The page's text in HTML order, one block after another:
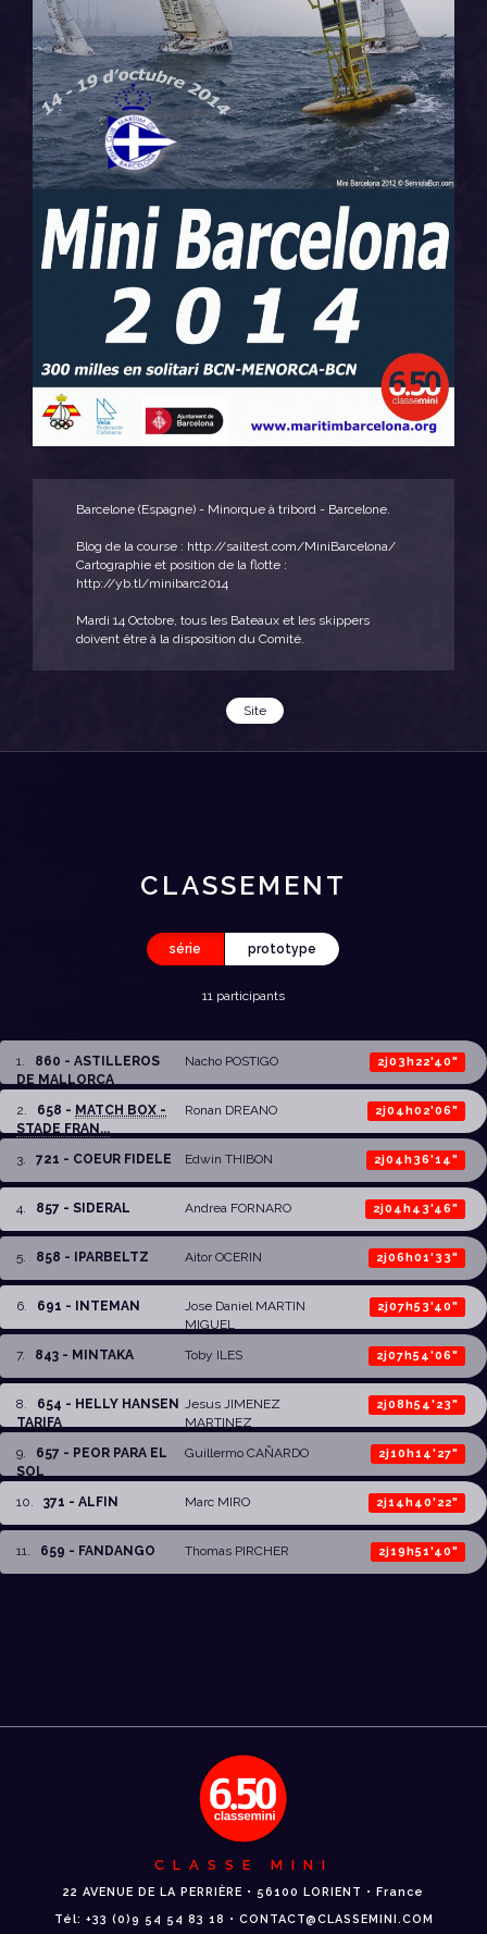
Barcelone (Espagne) - Minorque à tribord - Barcelone.
Blog de la course : http://sailtest.com/MiniBarcelona/
Cartographie et position de la flotte :
http://yb.tl/minibarc2014
Mardi 14 Octobre, tous les Bateaux et les skippers
doivent être à la disposition du Comité.
Site
CLASSEMENT
série prototype
11 participants
1
860 - ASTILLEROS
DE MALLORCA
Nacho POSTIGO 2j03h22'40"
2 658 - MATCH BOX -
STADE FRAN...
Ronan DREANO 2j04h02'06"
3 721 - COEUR FIDELE Edwin THIBON 2j04h36'14"
4 857 - SIDERAL Andrea FORNARO 2j04h43'46"
5 858 - IPARBELTZ Aitor OCERIN 2j06h01'33"
6 691 - INTEMAN
Jose Daniel MARTIN
MIGUEL
2j07h53'40"
7. 843 - MINTAKA Toby ILES 2j07h54'06"
8
654 - HELLY HANSEN
TARIFA
Jesus JIMENEZ
MARTINEZ
2j08h54'23"
9
657 - PEOR PARA EL
SOL
Guillermo CAÑARDO 2j10h14'27"
10 371 - ALFIN Marc MIRO 2j14h40'22"
11 659 - FANDANGO Thomas PIRCHER 2j19h51'40"
CLASSE MINI
22 AVENUE DE LA PERRIÈRE • 56100 LORIENT • France
Tél: +33 (0)9 54 54 83 18 • CONTACT@CLASSEMINI.COM